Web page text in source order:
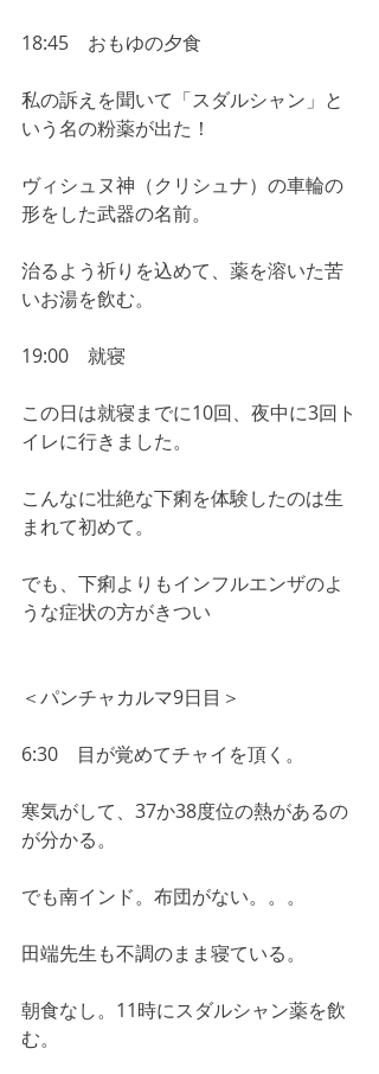
18:45　おもゆの夕食
私の訴えを聞いて「スダルシャン」と
いう名の粉薬が出た！
ヴィシュヌ神（クリシュナ）の車輪の
形をした武器の名前。
治るよう祈りを込めて、薬を溶いた苦
いお湯を飲む。
19:00　就寝
この日は就寝までに10回、夜中に3回ト
イレに行きました。
こんなに壮絶な下痢を体験したのは生
まれて初めて。
でも、下痢よりもインフルエンザのよ
うな症状の方がきつい
＜パンチャカルマ9日目＞
6:30　目が覚めてチャイを頂く。
寒気がして、37か38度位の熱があるの
が分かる。
でも南インド。布団がない。。。
田端先生も不調のまま寝ている。
朝食なし。11時にスダルシャン薬を飲
む。